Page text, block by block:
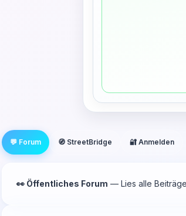
💬 Forum 🧭 StreetBridge 🔐 Anmelden
👀 Öffentliches Forum — Lies alle